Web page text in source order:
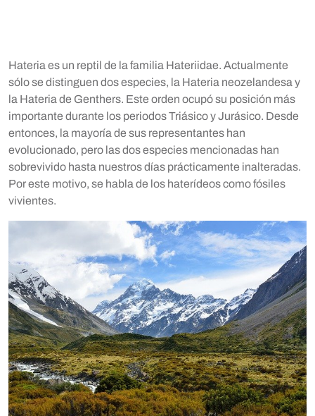
Hateria es un reptil de la familia Hateriidae. Actualmente
sólo se distinguen dos especies, la Hateria neozelandesa y
la Hateria de Genthers. Este orden ocupó su posición más
importante durante los periodos Triásico y Jurásico. Desde
entonces, la mayoría de sus representantes han
evolucionado, pero las dos especies mencionadas han
sobrevivido hasta nuestros días prácticamente inalteradas.
Por este motivo, se habla de los haterídeos como fósiles
vivientes.